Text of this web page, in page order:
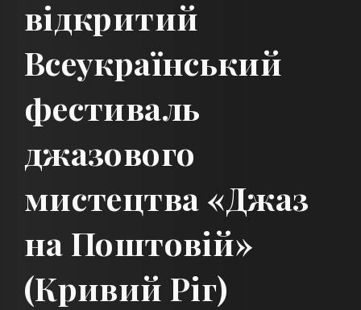
відкритий
Всеукраїнський
фестиваль
джазового
мистецтва «Джаз
на Поштовій»
(Кривий Ріг)